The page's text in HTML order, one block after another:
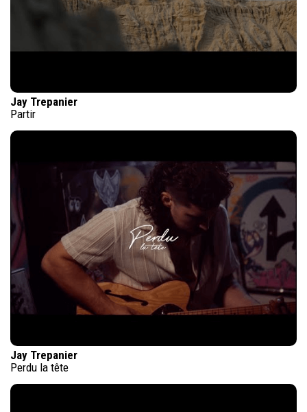
Jay Trepanier
Partir
Jay Trepanier
Perdu la tête